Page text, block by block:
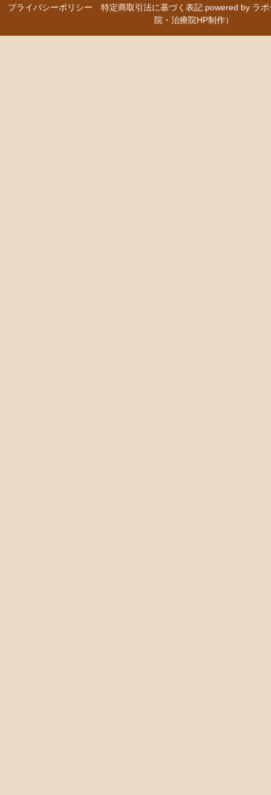
プライバシーポリシー
特定商取引法に基づく表記 powered by ラ
院・治療院HP制作）